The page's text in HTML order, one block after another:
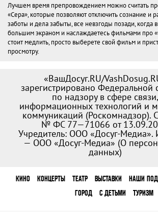
Лучшем время препровождением можно считать
«Сера», которые позволяют отключить сознание и
заботы и дела забыты, все невзгоды позади, когда
большим экраном и наслаждаетесь фильмами про
стоит медлить, просто выберете свой фильм и
просмотру.
«ВашДосуг.RU/
зарегистрировано Федеральной
по надзору в сфере связи,
информационных технологий и
коммуникаций (Роскомнадзор).
№ ФС 77—71066 от
Учредитель: ООО «Досуг-Медиа».
— ООО «Досуг-Медиа» (О
данных)
КИНО КОНЦЕРТЫ ТЕАТР ВЫСТАВКИ НАШИ
ГОРОД
С ДЕТЬМИ ТУРИЗМ